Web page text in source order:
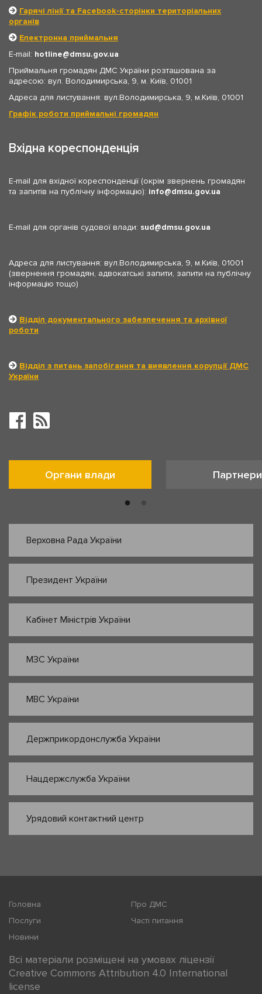
Гарячі лінії та Facebook-сторінки територіальних
органів
Електронна приймальня
E-mail: hotline
dmsu.gov.ua
Приймальня громадян ДМС України розташована за
адресою: вул. Володимирська, 9, м. Київ, 01001
Адреса для листування: вул.Володимирська, 9, м.Київ, 01001
Графік роботи приймальні громадян
Вхідна кореспонденція
E-mail для вхідної кореспонденції (окрім звернень громадян
та запитів на публічну інформацію): info dmsu.gov.ua
E-mail для органів судової влади: sud dmsu.gov.ua
Адреса для листування: вул.Володимирська, 9, м.Київ, 01001
(звернення громадян, адвокатські запити, запити на публічну
інформацію тощо)
Відділ документального забезпечення та архівної
роботи
Відділ з питань запобігання та виявлення корупції ДМС
України
Органи влади Партнери
Верховна Рада України
Президент України
Кабінет Міністрів України
МЗС України
МВС України
Держприкордонслужба України
Нацдержслужба України
Урядовий контактний центр
Головна
Про ДМС
Послуги
Часті питання
Новини
Всі матеріали розміщені на умовах ліцензії
Creative Commons Attribution 4.0 International
license